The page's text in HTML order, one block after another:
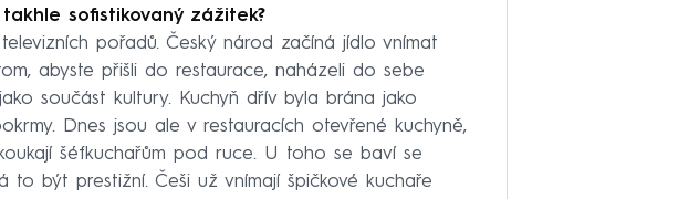
sofistikovaný zážitek?
pořadů. Český národ začíná jídlo vnímat
abyste přišli do restaurace, naházeli do sebe
součást kultury. Kuchyň dřív byla brána jako
Dnes jsou ale v restauracích otevřené kuchyně,
šéfkuchařům pod ruce. U toho se baví se
to být prestižní. Češi už vnímají špičkové kuchaře